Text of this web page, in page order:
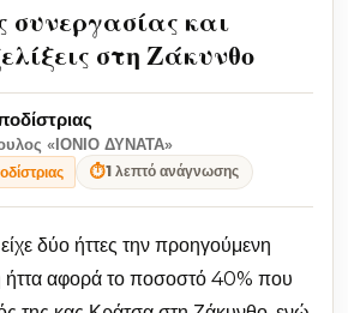
συνεργασίας και
στη Ζάκυνθο
«ΙΟΝΙΟ ΔΥΝΑΤΑ»
⏱1 λεπτό ανάγνωσης
δύο ήττες την προηγούμενη
αφορά το ποσοστό 40% που